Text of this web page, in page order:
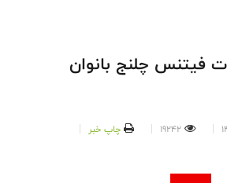
فیتنس چلنج بانوان
19242 چاپ خبر